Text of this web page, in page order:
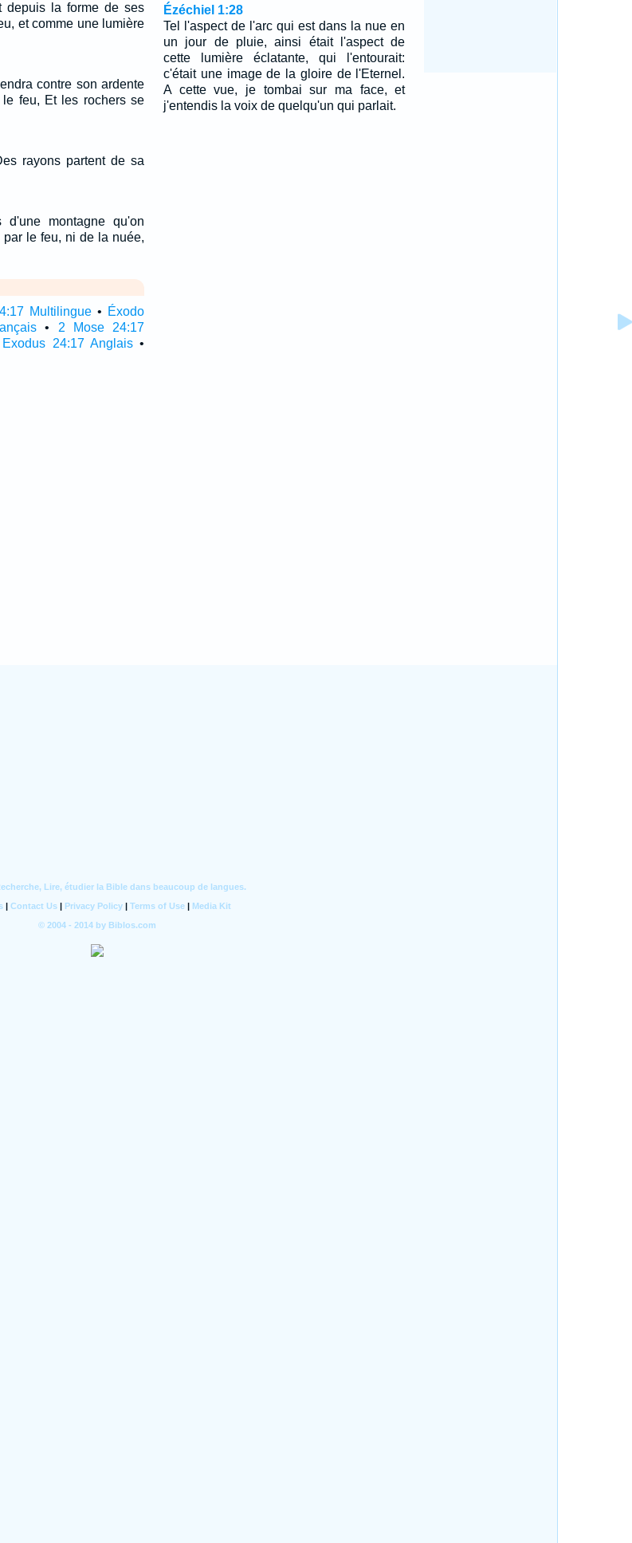
depuis la forme de ses
et comme une lumière
contre son ardente
feu, Et les rochers se
rayons partent de sa
montagne qu'on
le feu, ni de la nuée,
Multilingue • Éxodo
• 2 Mose 24:17
Exodus 24:17 Anglais•
Ézéchiel 1:28
Tel l'aspect de l'arc qui est dans la nue en
un jour de pluie, ainsi était l'aspect de
cette lumière éclatante, qui l'entourait:
c'était une image de la gloire de l'Eternel.
A cette vue, je tombai sur ma face, et
j'entendis la voix de quelqu'un qui parlait.